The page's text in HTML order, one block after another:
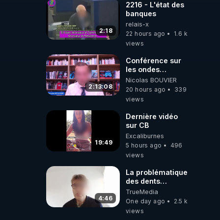
2:18
2216 - L'état des
banques
relais-x
22 hours ago
1.6 k
views
2:13:08
Conférence sur
les ondes
électromagnétiques
par Grégoire
Caustru et Bart de
Nicolas BOUVIER
20 hours ago
339
views
19:49
Dernière vidéo
sur CB
Excaliburnes
5 hours ago
496
views
4:46
La problématique
des dents
dévitalisées et
des implants
TrueMedia
One day ago
2.5 k
views